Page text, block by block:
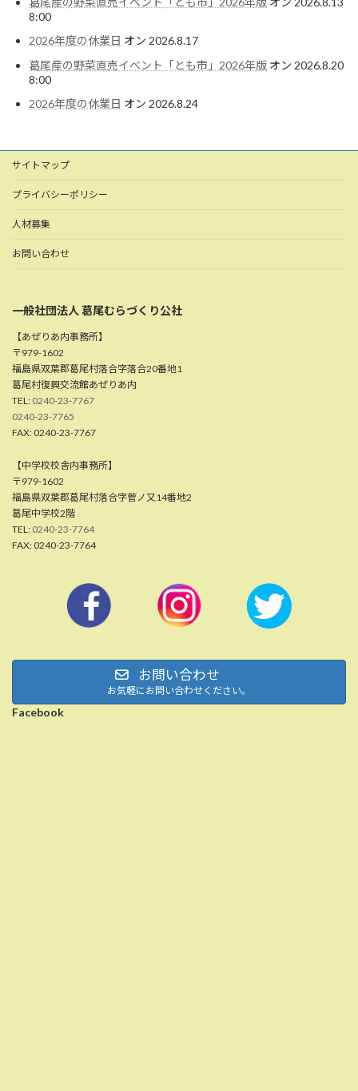
8:00
2026年度の休業日 オン 2026.8.17
葛尾産の野菜直売イベント「とも市」2026年版 オン 2026.8.20
8:00
2026年度の休業日 オン 2026.8.24
サイトマップ
プライバシーポリシー
人材募集
お問い合わせ
一般社団法人 葛尾むらづくり公社
【あぜりあ内事務所】
〒979-1602
福島県双葉郡葛尾村落合字落合20番地1
葛尾村復興交流館あぜりあ内
TEL: 0240-23-7767
0240-23-7765
FAX: 0240-23-7767
【中学校校舎内事務所】
〒979-1602
福島県双葉郡葛尾村落合字菅ノ又14番地2
葛尾中学校2階
TEL: 0240-23-7764
FAX: 0240-23-7764
お問い合わせ
お気軽にお問い合わせください。
Facebook